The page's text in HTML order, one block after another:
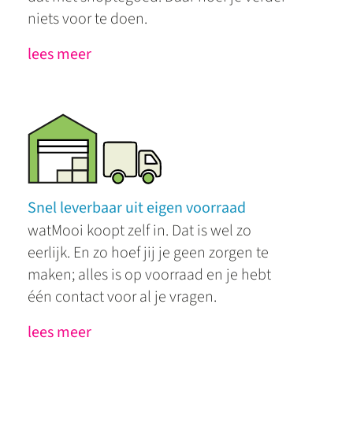
niets voor te doen.
lees meer
Snel leverbaar uit eigen voorraad
watMooi koopt zelf in. Dat is wel zo
eerlijk. En zo hoef jij je geen zorgen te
maken; alles is op voorraad en je hebt
één contact voor al je vragen.
lees meer